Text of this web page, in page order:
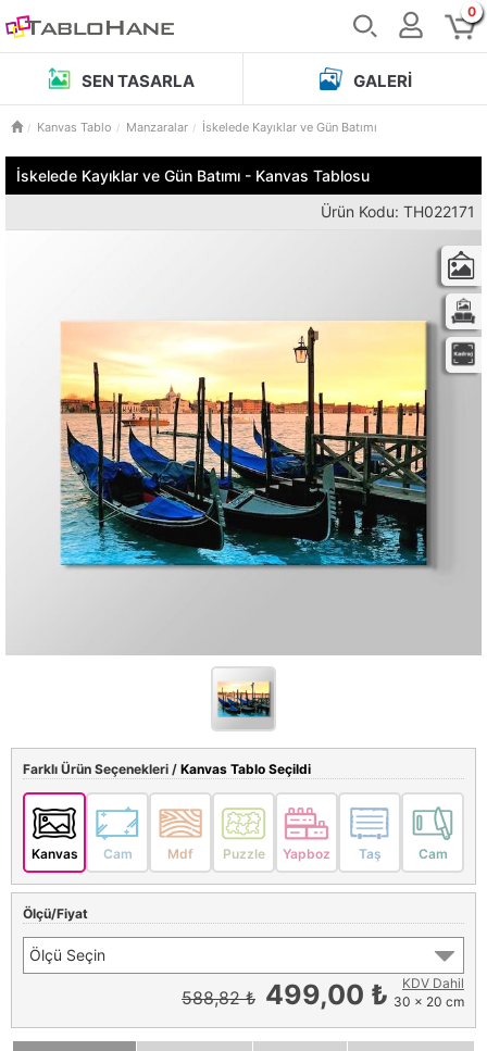
0
SEN TASARLA GALERI
Kanvas Tablo Manzaralar İskelede Kayıklar ve Gün Batımı
İskelede Kayıklar ve Gün Batımı - Kanvas Tablosu
Ürün Kodu: TH022171
Farklı Ürün Seçenekleri / Kanvas Tablo Seçildi
Kanvas Cam Mdf Puzzle Yapboz Taş Cam
Ölçü/Fiyat
Ölçü Seçin
588,82 ₺ 499,00 ₺
KDV Dahil
30 x 20 cm